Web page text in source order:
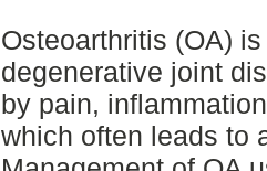
Osteoarthritis (OA)
degenerative joint
by pain,
which often leads to